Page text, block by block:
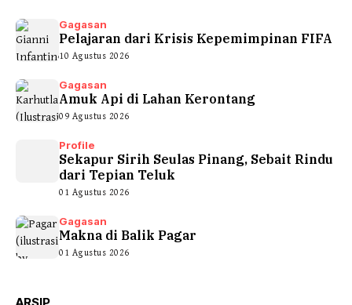
Gagasan
Pelajaran dari Krisis Kepemimpinan FIFA
10 Agustus 2026
Gagasan
Amuk Api di Lahan Kerontang
09 Agustus 2026
Profile
Sekapur Sirih Seulas Pinang, Sebait Rindu
dari Tepian Teluk
01 Agustus 2026
Gagasan
Makna di Balik Pagar
01 Agustus 2026